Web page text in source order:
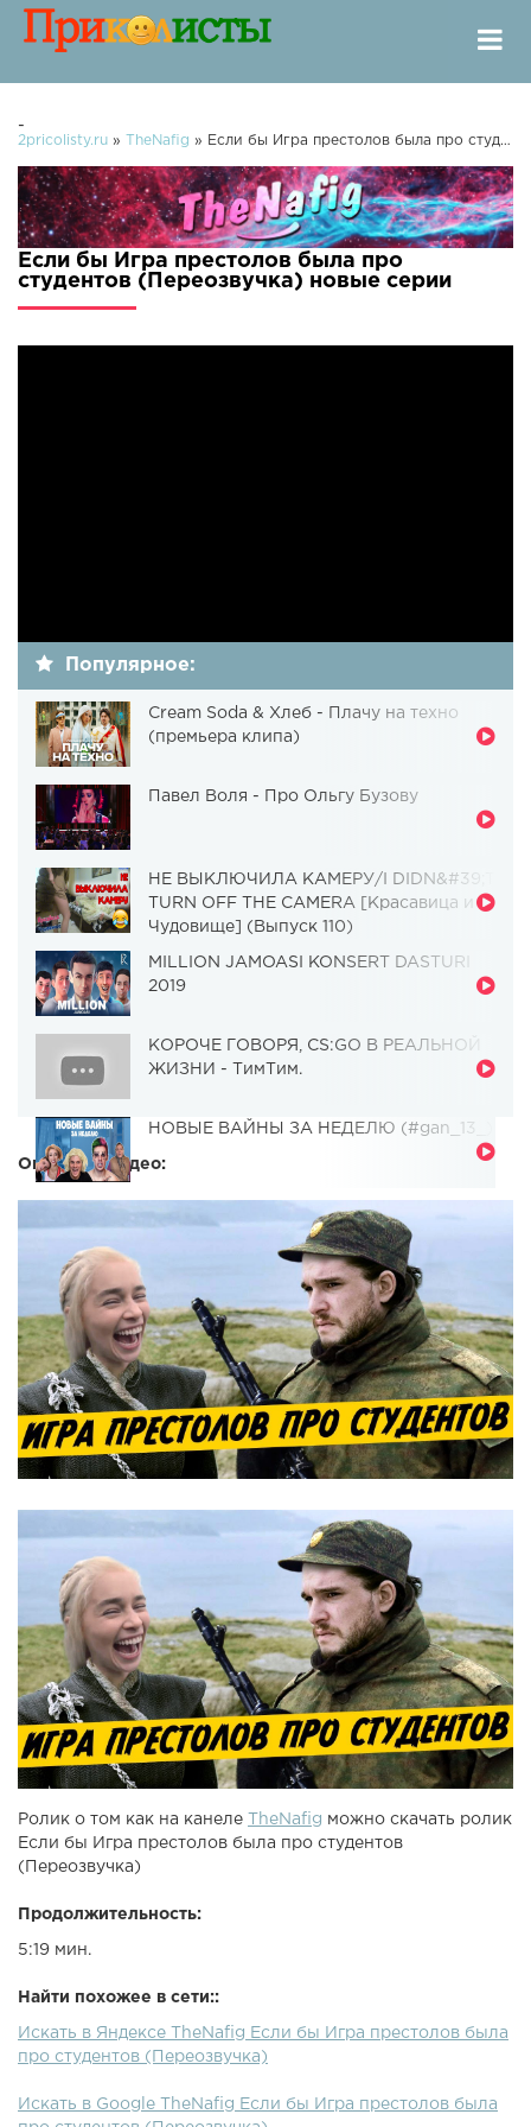
-
2pricolisty.ru » TheNafig » Если бы Игра престолов была про студентов (Переозвучка)
Если бы Игра престолов была про
студентов (Переозвучка) новые серии
Популярное:
Cream Soda & Хлеб - Плачу на техно
(премьера клипа)
Павел Воля - Про Ольгу Бузову
НЕ ВЫКЛЮЧИЛА КАМЕРУ/I DIDN&#39;T
TURN OFF THE CAMERA [Красавица и
Чудовище] (Выпуск 110)
MILLION JAMOASI KONSERT DASTURI
2019
КОРОЧЕ ГОВОРЯ, CS:GO В РЕАЛЬНОЙ
ЖИЗНИ - ТимТим.
НОВЫЕ ВАЙНЫ ЗА НЕДЕЛЮ (#gan_13_)
Описание видео:
Ролик о том как на канеле TheNafig
можно скачать ролик
Если бы Игра престолов была про студентов
(Переозвучка)
Продолжительность:
5:19 мин.
Найти похожее в сети::
Искать в Яндексе TheNafig Если бы Игра престолов была
про студентов (Переозвучка)
Искать в Google TheNafig Если бы Игра престолов была